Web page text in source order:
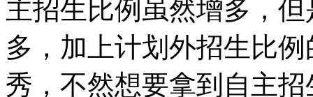
主招生比例虽然增多，
多，加上计划外招生比
秀，不然想要拿到自主